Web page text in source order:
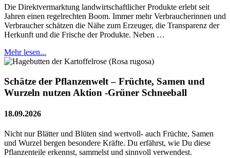
Die Direktvermarktung landwirtschaftlicher Produkte erlebt seit
Jahren einen regelrechten Boom. Immer mehr Verbraucherinnen und
Verbraucher schätzen die Nähe zum Erzeuger, die Transparenz der
Herkunft und die Frische der Produkte. Neben …
Mehr lesen...
Schätze der Pflanzenwelt – Früchte, Samen und
Wurzeln nutzen Aktion -Grüner Schneeball
18.09.2026
Nicht nur Blätter und Blüten sind wertvoll- auch Früchte, Samen
und Wurzel bergen besondere Kräfte. Du erfährst, wie Du diese
Pflanzenteile erkennst, sammelst und sinnvoll verwendest.